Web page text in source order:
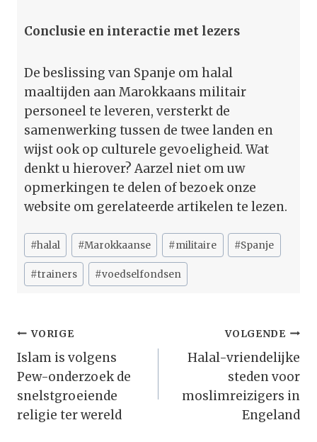
Conclusie en interactie met lezers
De beslissing van Spanje om halal
maaltijden aan Marokkaans militair
personeel te leveren, versterkt de
samenwerking tussen de twee landen en
wijst ook op culturele gevoeligheid. Wat
denkt u hierover? Aarzel niet om uw
opmerkingen te delen of bezoek onze
website om gerelateerde artikelen te lezen.
Bericht
tags:
#halal #Marokkaanse #militaire #Spanje
#trainers #voedselfondsen
Bericht
Navigatie
VORIGE
Islam is volgens
Pew-onderzoek de
snelstgroeiende
religie ter wereld
VOLGENDE
Halal-vriendelijke
steden voor
moslimreizigers in
Engeland